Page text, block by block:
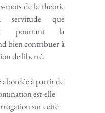
mots de la théorie
servitude que
et pourtant la
bien contribuer à
de liberté.
abordée à partir de
est-elle
sur cette